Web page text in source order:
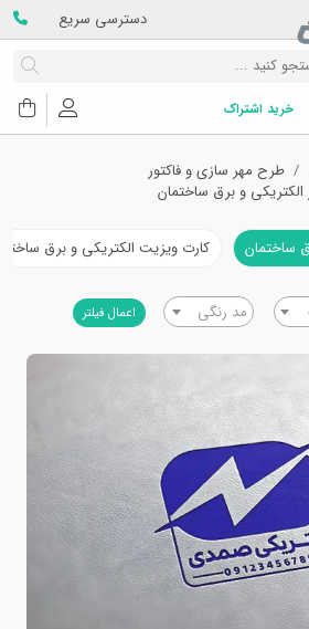
دسترسی سریع
خرید اشتراک
طرح مهر سازی و فاکتور
الکتریکی و برق ساختمان
ساختمان کارت ویزیت الکتریکی و برق
مد رنگی اعمال فیلتر